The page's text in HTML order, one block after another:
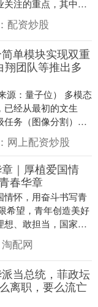
注的重点，其中生
异味问题上发挥着
配资炒股
单模块实现双重
翔团队等推出多
源：量子位） 多模态
已经从最初的文生
任务（图像分割）。
，还是提出了
网上配资炒股
｜厚植爱国情
春华章
情怀，用奋斗书写青
希望，青年创造美好
想、敢担当，国家就
。2025“把青春华章
淘配网
当总统，菲政坛
离职，要么流亡